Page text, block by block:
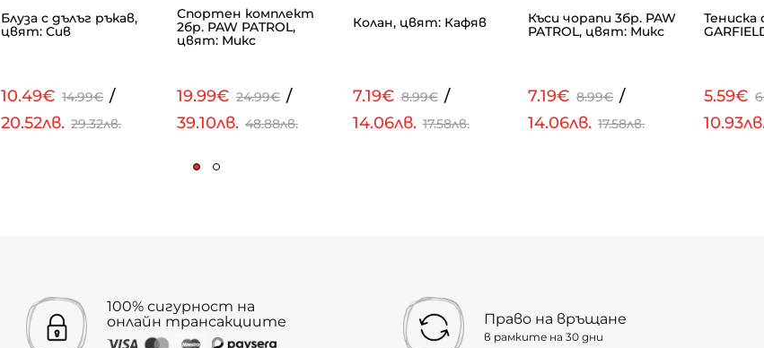
Блуза с дълъг ръкав,
цвят: Сив
10.49€ 14.99€ /
20.52лв. 29.32лв.
Спортен комплект
2бр. PAW PATROL,
цвят: Микс
19.99€ 24.99€ /
39.10лв. 48.88лв.
Колан, цвят: Кафяв
7.19€ 8.99€ /
14.06лв. 17.58лв.
Къси чорапи 3бр. PAW
PATROL, цвят: Микс
7.19€ 8.99€ /
14.06лв. 17.58лв.
Тениска
5.59€
100% сигурност на
онлайн трансакциите
Право на връщане
в рамките на 30 дни